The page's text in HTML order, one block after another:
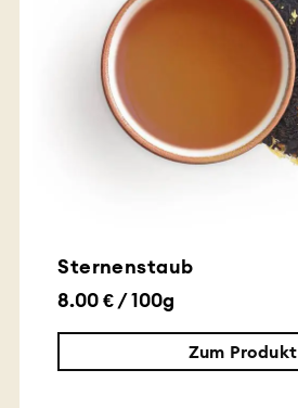
Sternenstaub
8.00 € / 100g
Zum Produkt